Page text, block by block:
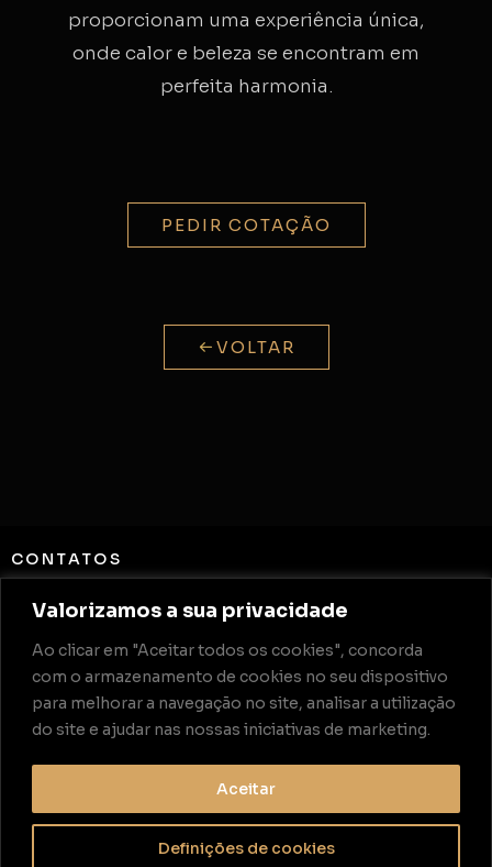
Valorizamos a sua privacidade
Ao clicar em "Aceitar todos os cookies", concorda
com o armazenamento de cookies no seu dispositivo
para melhorar a navegação no site, analisar a utilização
do site e ajudar nas nossas iniciativas de marketing.
Definições de cookies
Aceitar
proporcionam uma experiência única,
onde calor e beleza se encontram em
perfeita harmonia.
PEDIR COTAÇÃO
VOLTAR
CONTATOS
Rua de Ourém Lote 16 Fração B,
2415-781 Leiria
geral@blaz.pt
+351 244 246 464*
*chamada para a rede fixa nacional